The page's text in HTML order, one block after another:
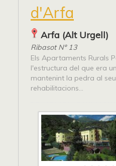
d'Arfa
Arfa (Alt Urgell)
Ribasot Nº 13
Els Apartaments Rurals
l'estructura del que era
mantenint la pedra al
rehabilitacions...